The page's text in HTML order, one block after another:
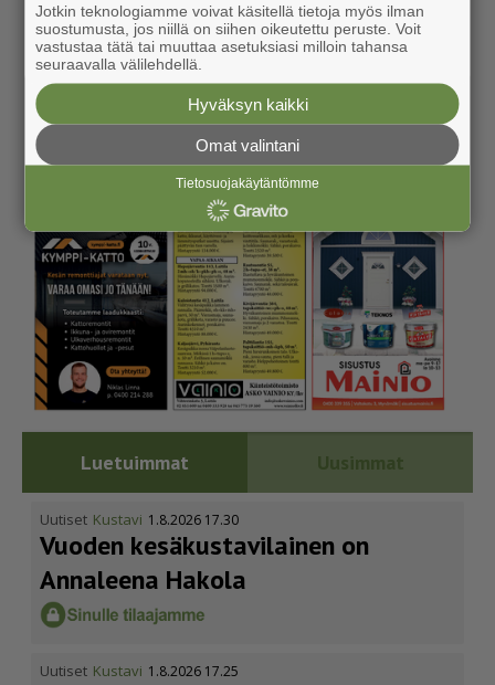
Luetuimmat Uusimmat
Uutiset Kustavi 1.8.2026 17.30
Vuoden kesäkus­ta­vi­lainen on
Annaleena Hakola
Uutiset Kustavi 1.8.2026 17.25
Jotkin teknologiamme voivat käsitellä tietoja myös ilman
suostumusta, jos niillä on siihen oikeutettu peruste. Voit
vastustaa tätä tai muuttaa asetuksiasi milloin tahansa
seuraavalla välilehdellä.
Hyväksyn kaikki
Omat valintani
Tietosuojakäytäntömme